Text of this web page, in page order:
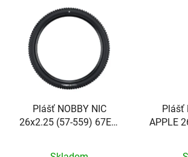
Plášť NOBBY NIC
26x2.25 (57-559) 67EPI
Plášť
APPLE